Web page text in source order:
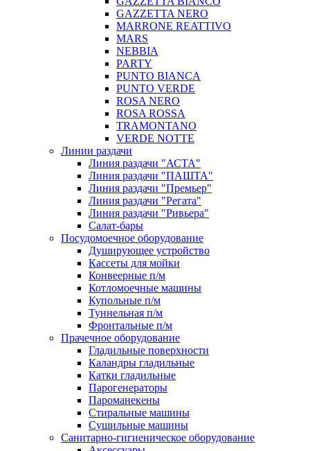
GAZZETTA NERO
MARRONE REATTIVO
MARS
NEBBIA
PARTY
PUNTO BIANCA
PUNTO VERDE
ROSA NERO
ROSA ROSSA
TRAMONTANO
VERDE NOTTE
Линии раздачи
Линия раздачи "АСТА"
Линия раздачи "ПАШТА"
Линия раздачи "Премьер"
Линия раздачи "Регата"
Линия раздачи "Ривьера"
Салат-бары
Посудомоечное оборудование
Душирующее устройство
Кассеты для мойки
Конвеерные п/м
Котломоечные машины
Купольные п/м
Туннельная п/м
Фронтальные п/м
Прачечное оборудование
Гладильные поверхности
Каландры гладильные
Катки гладильные
Парогенераторы
Пароманекены
Стиральные машины
Сушильные машины
Санитарно-гигиеническое оборудование